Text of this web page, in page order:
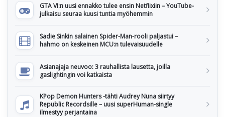
GTA VI:n uusi ennakko tulee ensin Netflixiin – YouTube-
julkaisu seuraa kuusi tuntia myöhemmin
Sadie Sinkin salainen Spider-Man-rooli paljastui –
hahmo on keskeinen MCU:n tulevaisuudelle
Asianajaja neuvoo: 3 rauhallista lausetta, joilla
gaslightingin voi katkaista
KPop Demon Hunters -tähti Audrey Nuna siirtyy
Republic Recordsille – uusi superHuman-single
ilmestyy perjantaina